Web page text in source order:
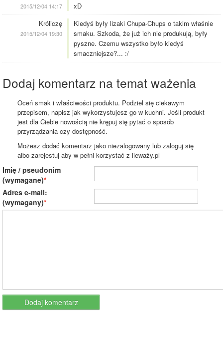
2015/12/04 14:17
xD
Króliczę
2015/12/04 19:30
Kiedyś były lizaki Chupa-Chups o takim właśnie
smaku. Szkoda, że już ich nie produkują, były
pyszne. Czemu wszystko było kiedyś
smaczniejsze?... :/
Dodaj komentarz na temat ważenia
Oceń smak i właściwości produktu. Podziel się ciekawym
przepisem, napisz jak wykorzystujesz go w kuchni. Jeśli produkt
jest dla Ciebie nowością nie krępuj się pytać o sposób
przyrządzania czy dostępność.
Możesz dodać komentarz jako niezalogowany lub zaloguj się
albo zarejestuj aby w pełni korzystać z ileważy.pl
Imię / pseudonim
(wymagane)
Adres e-mail:
(wymagany)